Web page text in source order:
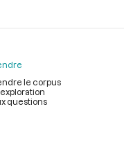
le corpus
questions